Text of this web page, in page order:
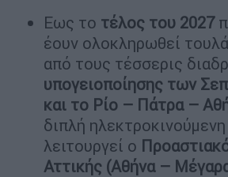
Εως το τέλος του 2027
έουν ολοκληρωθεί
από τους τέσσερις
υπογειοποίησης των
και το Ρίο – Πάτρα –
διπλή
λειτουργεί ο
Αττικής (Αθήνα –